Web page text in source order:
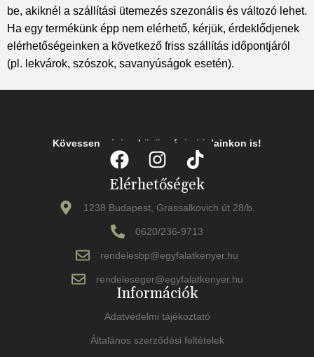
be, akiknél a szállítási ütemezés szezonális és változó lehet.
Ha egy termékünk épp nem elérhető, kérjük, érdeklődjenek
elérhetőségeinken a következő friss szállítás időpontjáról
(pl. lekvárok, szószok, savanyúságok esetén).
Kövessen minket közösségi oldalainkon is!
Elérhetőségek
1238 Budapest, Grassalkovich út 28/b.
0620/236-9713
rendelesbp@egyfalatkenyer.hu
rendeleseger@egyfalatkenyer.hu
Információk
Adatvédelmi tájékoztató
Általános szerződési feltételek